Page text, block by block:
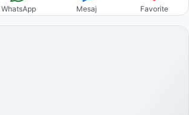
WhatsApp Mesaj Favorite